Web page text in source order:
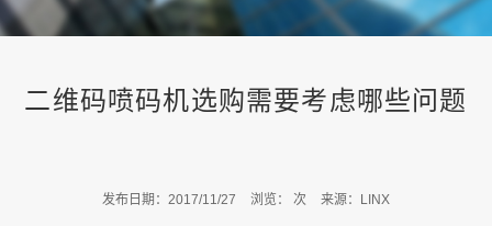
二维码喷码机选购需要考虑哪些问题
发布日期：2017/11/27 浏览： 次 来源：LINX